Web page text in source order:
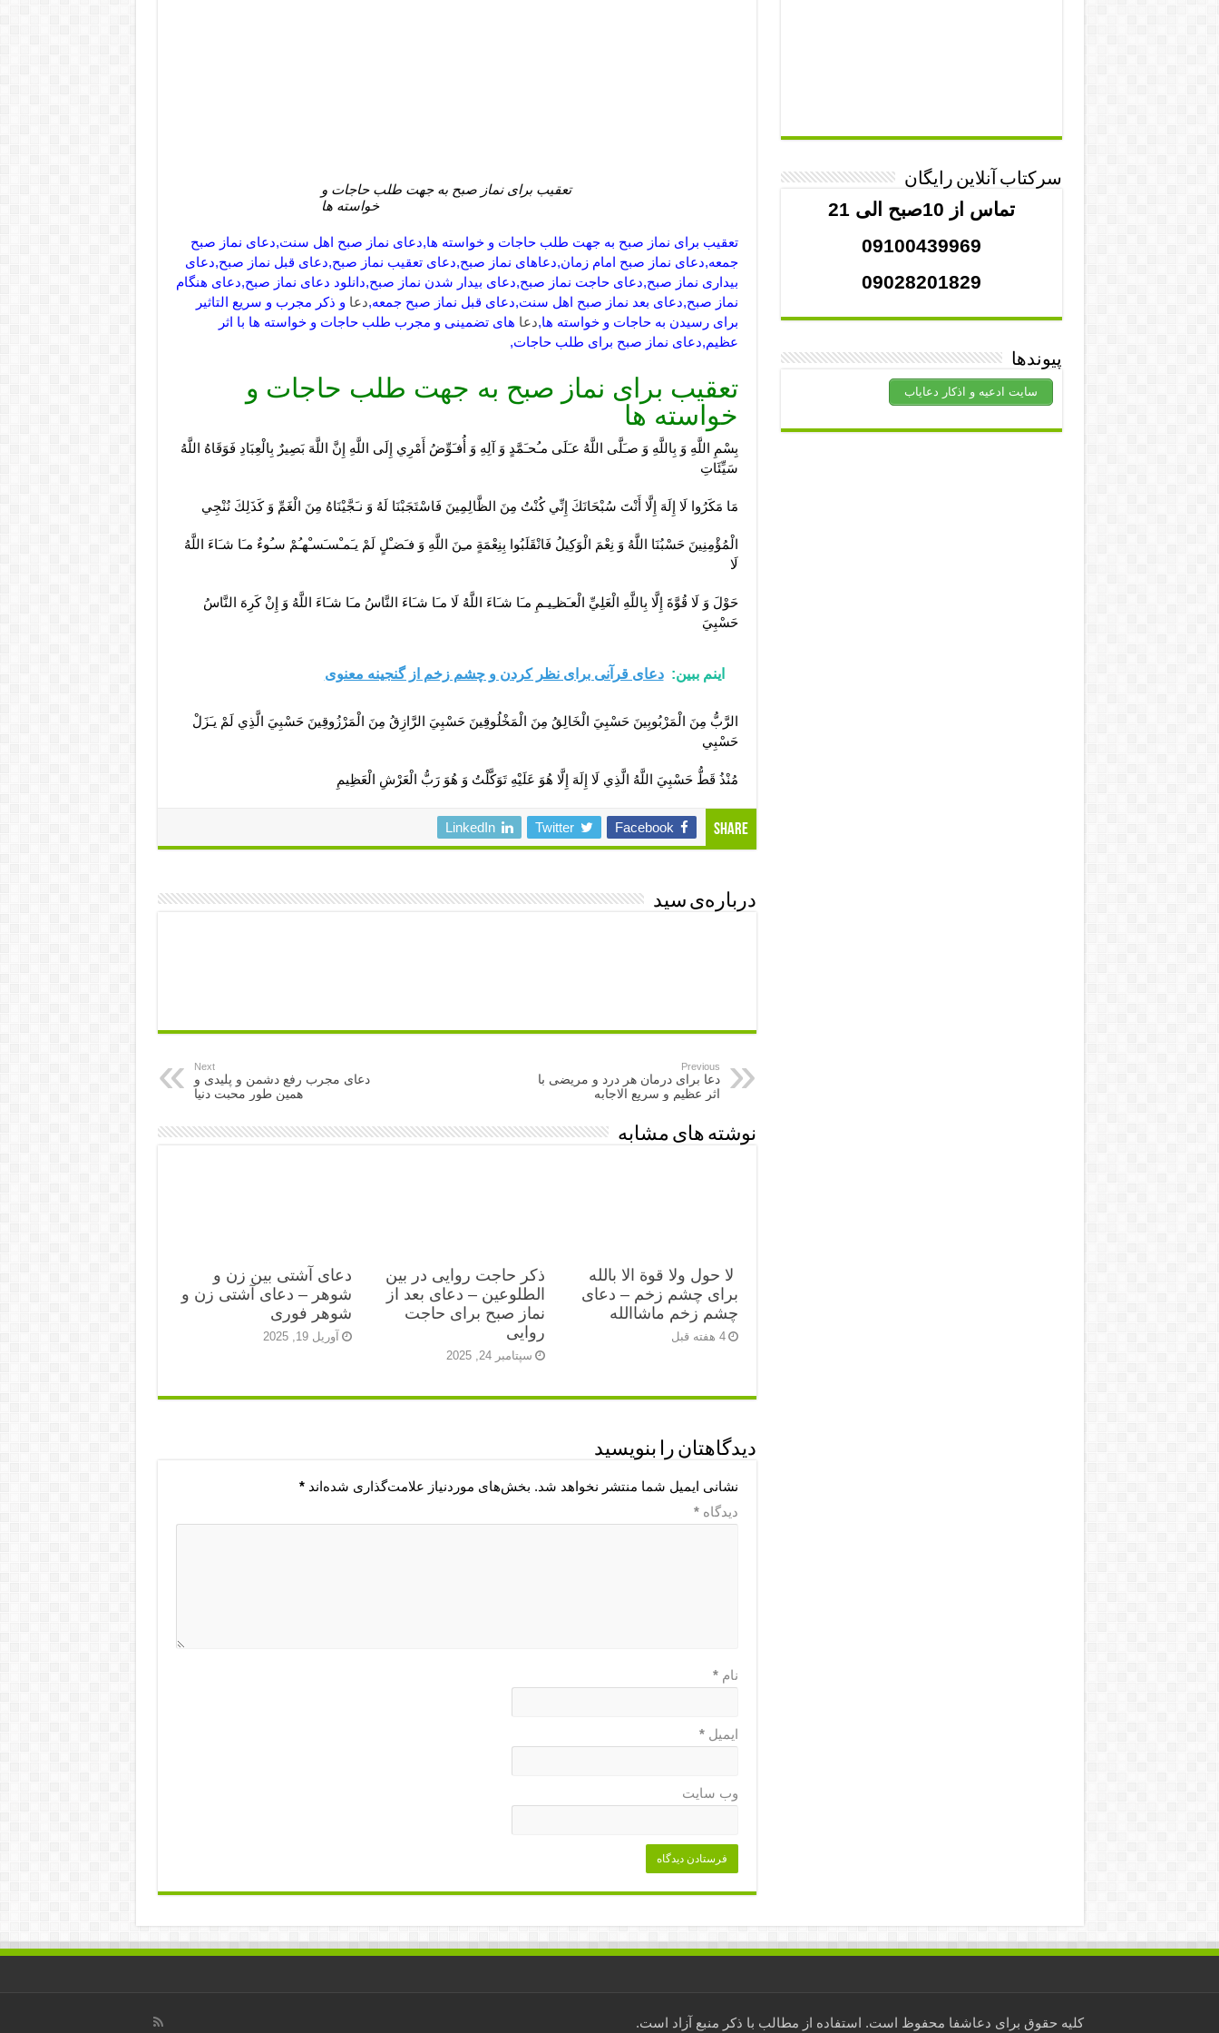
تعقیب برای نماز صبح به جهت طلب حاجات و
خواسته ها
تعقیب برای نماز صبح به جهت طلب حاجات و خواسته ها,دعای نماز صبح اهل سنت,دعای نماز صبح
جمعه,دعای نماز صبح امام زمان,دعاهای نماز صبح,دعای تعقیب نماز صبح,دعای قبل نماز صبح,دعای
بیداری نماز صبح,دعای حاجت نماز صبح,دعای بیدار شدن نماز صبح,دانلود دعای نماز صبح,دعای هنگام
نماز صبح,دعای بعد نماز صبح اهل سنت,دعای قبل نماز صبح جمعه,دعا و ذکر مجرب و سریع التاثیر
برای رسیدن به حاجات و خواسته ها,دعا های تضمینی و مجرب طلب حاجات و خواسته ها با اثر
عظیم,دعای نماز صبح برای طلب حاجات,
تعقیب برای نماز صبح به جهت طلب حاجات و
خواسته ها
بِسْمِ اللَّهِ وَ بِاللَّهِ وَ صـَلَّى اللَّهُ عـَلَى مـُحـَمَّدٍ وَ آلِهِ وَ أُفـَوِّضُ أَمْرِي إِلَى اللَّهِ إِنَّ اللَّهَ بَصِيرٌ بِالْعِبَادِ فَوَقَاهُ اللَّهُ
سَيِّئَاتِ
مَا مَكَرُوا لَا إِلَهَ إِلَّا أَنْتَ سُبْحَانَكَ إِنِّي كُنْتُ مِنَ الظَّالِمِينَ فَاسْتَجَبْنَا لَهُ وَ نـَجَّيْنَاهُ مِنَ الْغَمِّ وَ كَذَلِكَ نُنْجِي
الْمُؤْمِنِينَ حَسْبُنَا اللَّهُ وَ نِعْمَ الْوَكِيلُ فَانْقَلَبُوا بِنِعْمَةٍ مـِنَ اللَّهِ وَ فـَضـْلٍ لَمْ يـَمـْسـَسـْهـُمْ سـُوءٌ مـَا شـَاءَ اللَّهُ
لَا
حَوْلَ وَ لَا قُوَّةَ إِلَّا بِاللَّهِ الْعَلِيِّ الْعـَظـِيـمِ مـَا شـَاءَ اللَّهُ لَا مـَا شـَاءَ النَّاسُ مـَا شـَاءَ اللَّهُ وَ إِنْ كَرِهَ النَّاسُ
حَسْبِيَ
اینم ببین: دعای قرآنی برای نظر کردن و چشم زخم از گنجینه معنوی
الرَّبُّ مِنَ الْمَرْبُوبِينَ حَسْبِيَ الْخَالِقُ مِنَ الْمَخْلُوقِينَ حَسْبِيَ الرَّازِقُ مِنَ الْمَرْزُوقِينَ حَسْبِيَ الَّذِي لَمْ يـَزَلْ
حَسْبِي
مُنْذُ قَطُّ حَسْبِيَ اللَّهُ الَّذِي لَا إِلَهَ إِلَّا هُوَ عَلَيْهِ تَوَكَّلْتُ وَ هُوَ رَبُّ الْعَرْشِ الْعَظِيمِ
Share
Facebook
Twitter
LinkedIn
درباره‌ی سید
Previous
دعا برای درمان هر درد و مریضی با
اثر عظیم و سریع الاجابه
Next
دعای مجرب رفع دشمن و پلیدی و
همین طور محبت دنیا
نوشته های مشابه
لا حول ولا قوة الا بالله
برای چشم زخم – دعای
چشم زخم ماشاالله
4 هفته قبل
ذکر حاجت روایی در بین
الطلوعین – دعای بعد از
نماز صبح برای حاجت
روایی
سپتامبر 24, 2025
دعای آشتی بین زن و
شوهر – دعای آشتی زن و
شوهر فوری
آوریل 19, 2025
دیدگاهتان را بنویسید
نشانی ایمیل شما منتشر نخواهد شد. بخش‌های موردنیاز علامت‌گذاری شده‌اند*
دیدگاه*
نام*
ایمیل*
وب‌ سایت
سرکتاب آنلاین رایگان
تماس از 10صبح الی 21
09100439969
09028201829
پیوندها
سایت ادعیه و اذکار دعایاب
کلیه حقوق برای دعاشفا محفوظ است. استفاده از مطالب با ذکر منبع آزاد است.